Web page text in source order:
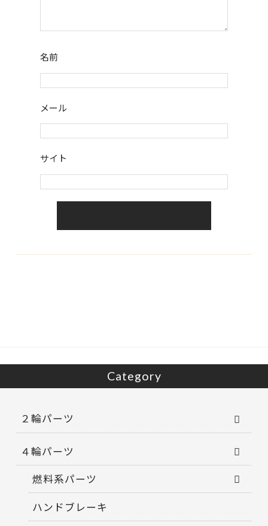
名前
メール
サイト
Category
２輪パーツ
４輪パーツ
燃料系パーツ
ハンドブレーキ